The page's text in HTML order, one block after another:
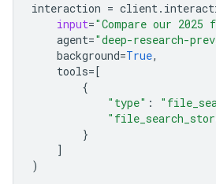
interaction = client.
input="Compare our
agent="deep-research-
background=True,
tools=[
{
"type" :
}
]
)